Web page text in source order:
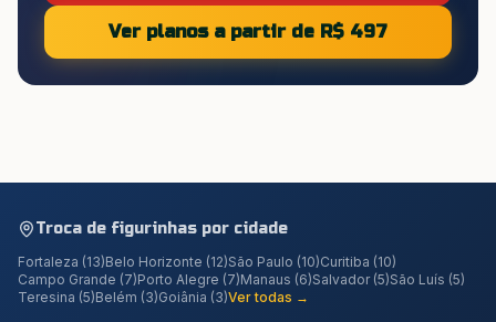
Ver planos a partir de R$ 497
Troca de figurinhas por cidade
Fortaleza (13)Belo Horizonte (12)São Paulo (10)Curitiba (10)
Campo Grande (7)Porto Alegre (7)Manaus (6)Salvador(5)São Luís (5)
Teresina (5)Belém (3)Goiânia (3)Ver todas →